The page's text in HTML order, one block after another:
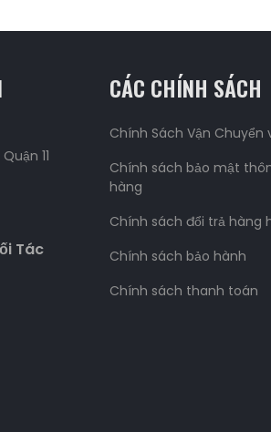
11
Tác
CÁC CHÍNH SÁCH
Chính Sách Vận Chuyển
Chính sách bảo mật
hàng
Chính sách đổi trả hàng
Chính sách bảo hành
Chính sách thanh toán